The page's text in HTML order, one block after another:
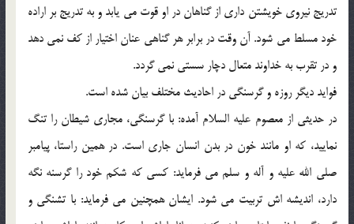
تدريج نيروي خويشتن داري از گناهان در او قوت مي يابد و به تدريج بر اراده
خود مسلط مي شود. آن وقت در برابر هر گناهي عنان اختيار از كف نمي دهد
و در تقرب به خداوند متعال دچار سستي نمي گردد.
فوايد ديگر روزه و گرسنگي در احاديث مختلف بيان شده است.
در حديثي از معصوم عليه السلام آمده: با گرسنگي، مجاري شيطان را تنگ
نماييد، كه او مانند خون در بدن انسان جاري است. در همين راستا، پيامبر
صلي الله عليه و آله و سلم مي فرمايد: كسي كه شكم خود را گرسنه نگه
دارد، انديشه اش تربيت مي شود. ايشان همچنين مي فرمايد: با تشنگي و